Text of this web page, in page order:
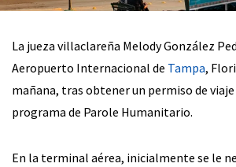
La jueza villaclareña Melody González
Aeropuerto Internacional de Tampa,
mañana, tras obtener un permiso de
programa de Parole Humanitario.
En la terminal aérea, inicialmente se le